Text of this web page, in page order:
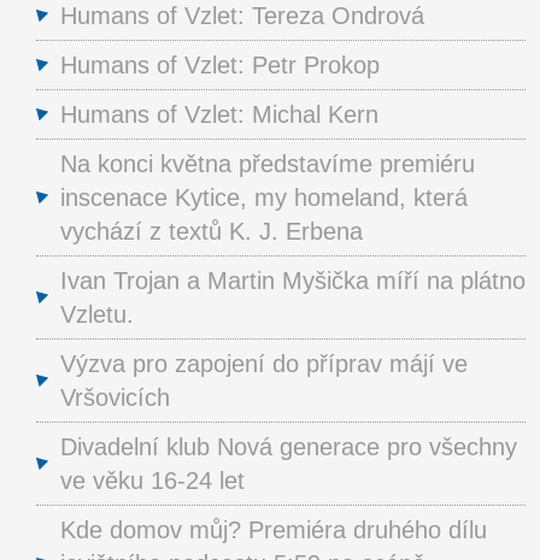
Humans of Vzlet: Tereza Ondrová
Humans of Vzlet: Petr Prokop
Humans of Vzlet: Michal Kern
Na konci května představíme premiéru
inscenace Kytice, my homeland, která
vychází z textů K. J. Erbena
Ivan Trojan a Martin Myšička míří na plátno
Vzletu.
Výzva pro zapojení do příprav májí ve
Vršovicích
Divadelní klub Nová generace pro všechny
ve věku 16-24 let
Kde domov můj? Premiéra druhého dílu